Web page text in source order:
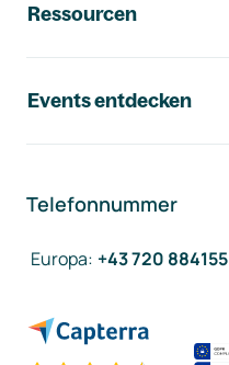
Ressourcen
Events entdecken
Telefonnummer
Europa: +43 720 884155